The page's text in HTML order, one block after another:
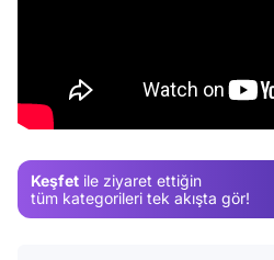
Keşfet ile ziyaret ettiğin
tüm kategorileri tek akışta gör!